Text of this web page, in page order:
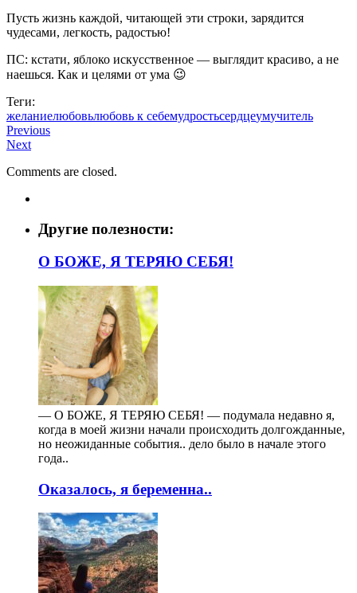
Пусть жизнь каждой, читающей эти строки, зарядится
чудесами, легкость, радостью!
ПС: кстати, яблоко искусственное — выглядит красиво, а не
наешься. Как и целями от ума 😉
Теги:
желаниелюбовьлюбовь к себемудростьсердцеумучитель
Previous
Next
Comments are closed.
Другие полезности:
О БОЖЕ, Я ТЕРЯЮ СЕБЯ!
— О БОЖЕ, Я ТЕРЯЮ СЕБЯ! — подумала недавно я,
когда в моей жизни начали происходить долгожданные,
но неожиданные события.. дело было в начале этого
года..
Оказалось, я беременна..